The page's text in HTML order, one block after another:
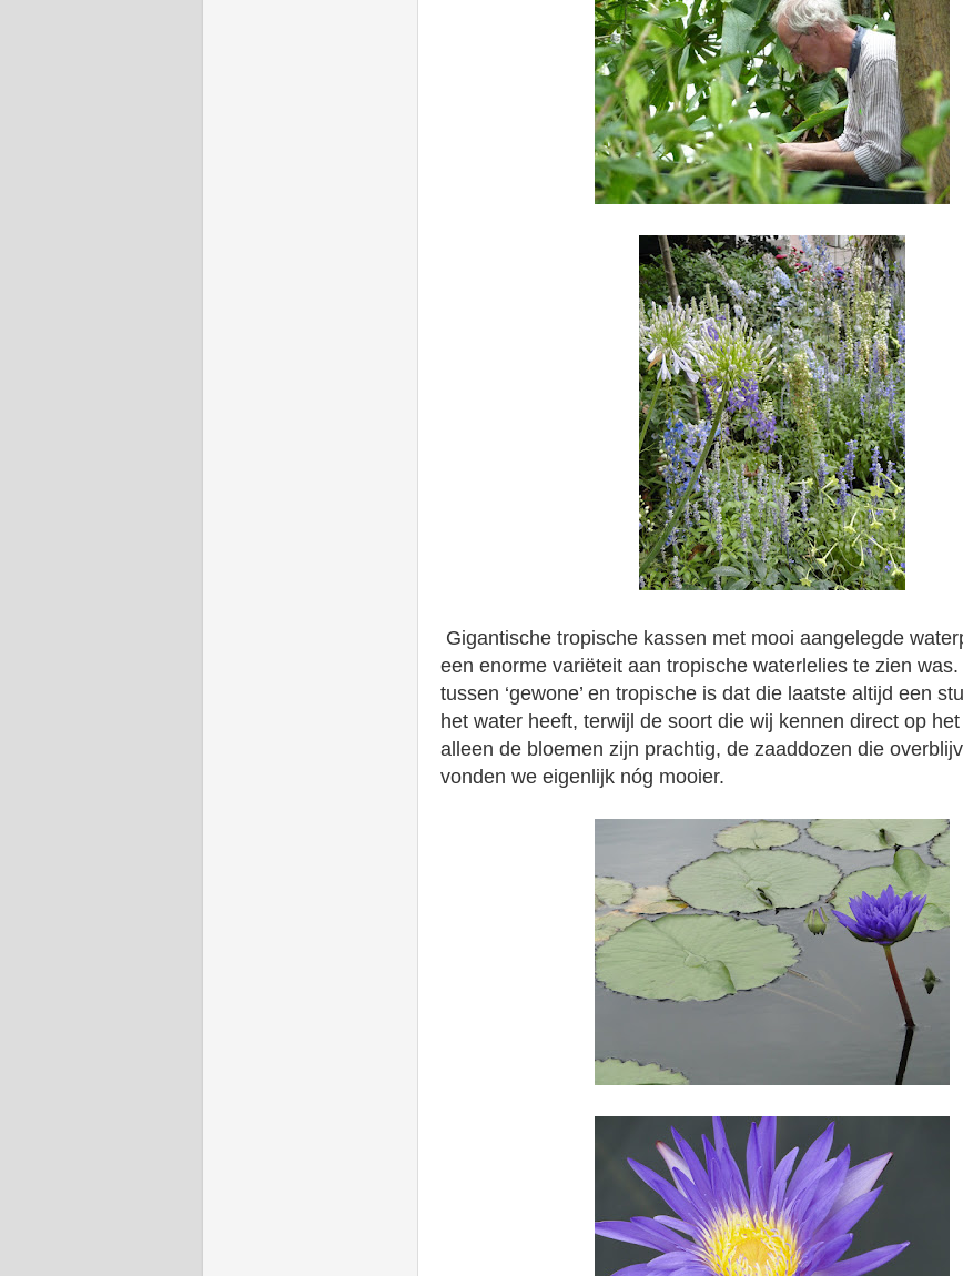
Gigantische tropische kassen met mooi aangelegde
een enorme variëteit aan tropische waterlelies te zien
tussen ‘gewone’ en tropische is dat die laatste altijd een
het water heeft, terwijl de soort die wij kennen direct op
alleen de bloemen zijn prachtig, de zaaddozen die
vonden we eigenlijk nóg mooier.